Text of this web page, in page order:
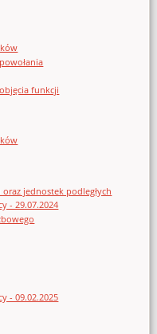
funkcji
jednostek podległych
- 29.07.2024
- 09.02.2025